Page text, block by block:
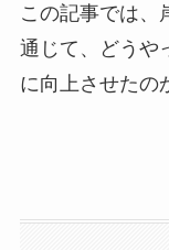
この記事では、
通じて、どうや
に向上させたの